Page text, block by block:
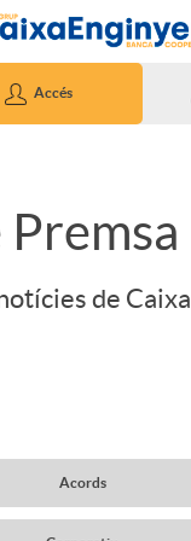
Accés
Premsa
de Caixa
Acords